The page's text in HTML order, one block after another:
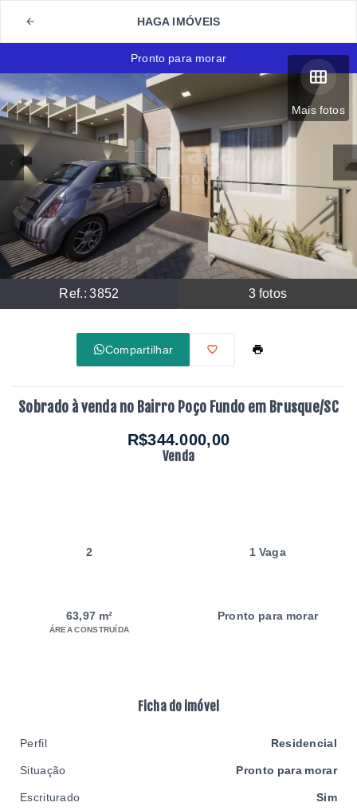
HAGA IMÓVEIS
Mais fotos
Ref.:3852 3 fotos
Pronto para morar
Compartilhar
Sobrado à venda no Bairro Poço Fundo em Brusque/SC
R$344.000,00
Venda
2 1 Vaga
63,97 m²
ÁREA CONSTRUÍDA
Pronto para morar
Ficha do imóvel
Perfil Residencial
Situação Pronto para morar
Escriturado Sim